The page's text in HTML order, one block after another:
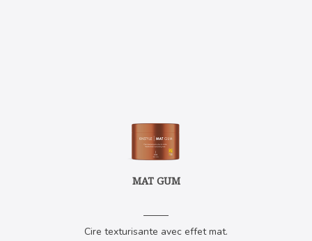
MAT GUM
Cire texturisante avec effet mat.